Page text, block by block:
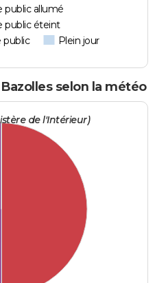
public allumé
public éteint
public
Plein jour
selon la météo
de l'Intérieur)